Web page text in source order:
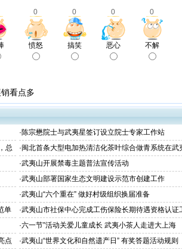
0 0 0 0
愤怒 搞笑 恶心 不解
看点多
·陈宗懋院士与武夷星签订设立院士专家工作站
总
·闽北首条大型电加热清洁化茶叶综合做青系统在武
建成并顺利通过福建省产品质量检验研究院技术检测
·武夷山开展禁毒主题普法宣传活动
·武夷山部署国家生态文明建设示范市创建工作
·武夷山“六个重在” 做好村级组织换届准备
单
·武夷山市社保中心完成工伤保险长期待遇资格认证
·六一节”活动关爱儿童成长 武夷小茶人走进大上海
点
·武夷山“世界文化和自然遗产日” 有奖答题活动规则